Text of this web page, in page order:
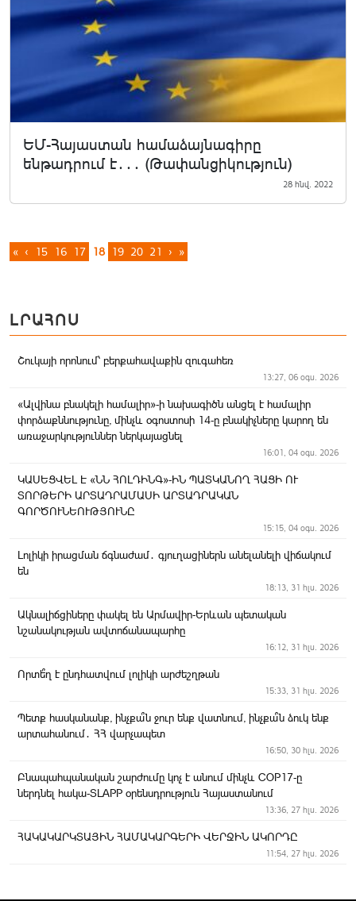
ԵՄ-Հայաստան համաձայնագիրը
ենթադրում է․․․ (Թափանցիկություն)
28 հնվ. 2022
« ‹ 15 16 17 18 19 20 21 › »
ԼՐԱՀՈՍ
Շուկայի որոնում՝ բերքահավաքին զուգահեռ
13:27, 06 օգս. 2026
«Ալվինա բնակելի համալիր»-ի նախագիծն անցել է համալիր
փորձաքննությունը, մինչև օգոստոսի 14-ը բնակիչները կարող են
առաջարկություններ ներկայացնել
16:01, 04 օգս. 2026
ԿԱՍԵՑՎԵԼ Է «ՆՆ ՀՈԼԴԻՆԳ»-ԻՆ ՊԱՏԿԱՆՈՂ ՀԱՑԻ ՈՒ
ՏՈՐԹԵՐԻ ԱՐՏԱԴՐԱՄԱՍԻ ԱՐՏԱԴՐԱԿԱՆ
ԳՈՐԾՈՒՆԵՈՒԹՅՈՒՆԸ
15:15, 04 օգս. 2026
Լոլիկի իրացման ճգնաժամ․ գյուղացիներն անելանելի վիճակում
են
18:13, 31 հլս. 2026
Ակնալիճցիները փակել են Արմավիր-Երևան պետական
նշանակության ավտոճանապարհը
16:12, 31 հլս. 2026
Որտե՞ղ է ընդհատվում լոլիկի արժեշղթան
15:33, 31 հլս. 2026
Պետք հասկանանք, ինչքա՞ն ջուր ենք վատնում, ինչքա՞ն ձուկ ենք
արտահանում․ ՀՀ վարչապետ
16:50, 30 հլս. 2026
Բնապահպանական շարժումը կոչ է անում մինչև COP17-ը
ներդնել հակա-SLAPP օրենսդրություն Հայաստանում
13:36, 27 հլս. 2026
ՀԱԿԱԿԱՐԿՏԱՅԻՆ ՀԱՄԱԿԱՐԳԵՐԻ ՎԵՐՋԻՆ ԱԿՈՐԴԸ
11:54, 27 հլս. 2026
11:23, 27 հլս. 2026